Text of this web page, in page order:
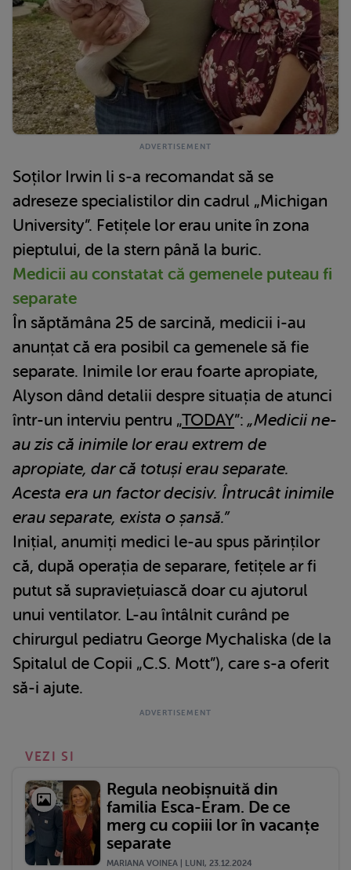
Soților Irwin li s-a recomandat să se
adreseze specialistilor din cadrul „Michigan
University”. Fetițele lor erau unite în zona
pieptului, de la stern până la buric.
Medicii au constatat că gemenele puteau fi
separate
În săptămâna 25 de sarcină, medicii i-au
anunțat că era posibil ca gemenele să fie
separate. Inimile lor erau foarte apropiate,
Alyson dând detalii despre situația de atunci
într-un interviu pentru „TODAY”: „Medicii ne-
au zis că inimile lor erau extrem de
apropiate, dar că totuși erau separate.
Acesta era un factor decisiv. Întrucât inimile
erau separate, exista o șansă.”
Inițial, anumiți medici le-au spus părinților
că, după operația de separare, fetițele ar fi
putut să supraviețuiască doar cu ajutorul
unui ventilator. L-au întâlnit curând pe
chirurgul pediatru George Mychaliska (de la
Spitalul de Copii „C.S. Mott”), care s-a oferit
să-i ajute.
VEZI SI
Regula neobișnuită din
familia Esca-Eram. De ce
merg cu copiii lor în vacanțe
separate
MARIANA VOINEA | LUNI, 23.12.2024